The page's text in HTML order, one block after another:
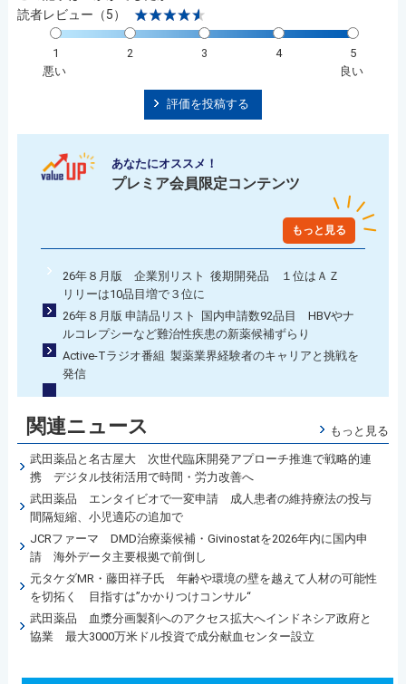
読者レビュー（5）
1 2 3 4
5
悪い
良い
評価を投稿する
あなたにオススメ！
プレミア会員限定コンテンツ
もっと見る
26年８月版 企業別リスト 後期開発品 １位はＡＺ
リリーは10品目増で３位に
26年８月版 申請品リスト 国内申請数92品目 HBVやナ
ルコレプシーなど難治性疾患の新薬候補ずらり
Active-Tラジオ番組 製薬業界経験者のキャリアと挑戦を
発信
関連ニュース もっと見る
武田薬品と名古屋大 次世代臨床開発アプローチ推進で戦略的連
携 デジタル技術活用で時間・労力改善へ
武田薬品 エンタイビオで一変申請 成人患者の維持療法の投与
間隔短縮、小児適応の追加で
JCRファーマ DMD治療薬候補・Givinostatを2026年内に国内申
請 海外データ主要根拠で前倒し
元タケダMR・藤田祥子氏 年齢や環境の壁を越えて人材の可能性
を切拓く 目指すは”かかりつけコンサル“
武田薬品 血漿分画製剤へのアクセス拡大へインドネシア政府と
協業 最大3000万米ドル投資で成分献血センター設立